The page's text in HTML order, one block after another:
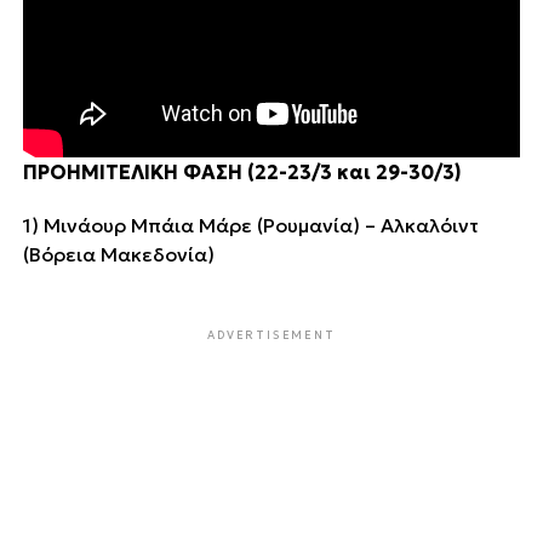
ΠΡΟΗΜΙΤΕΛΙΚΗ ΦΑΣΗ (22-23/3 και 29-30/3)
1) Μινάουρ Μπάια Μάρε (Ρουμανία) – Αλκαλόιντ
(Βόρεια Μακεδονία)
ADVERTISEMENT